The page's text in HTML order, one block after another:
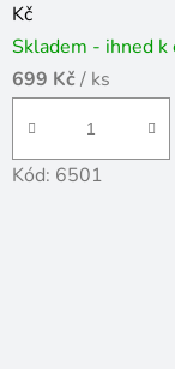
Kč
Skladem - ihned k
699 Kč/ ks
Kód: 6501